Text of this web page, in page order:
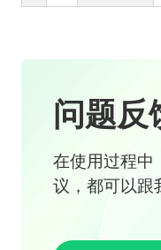
问题反
在使用过程中
议，都可以跟